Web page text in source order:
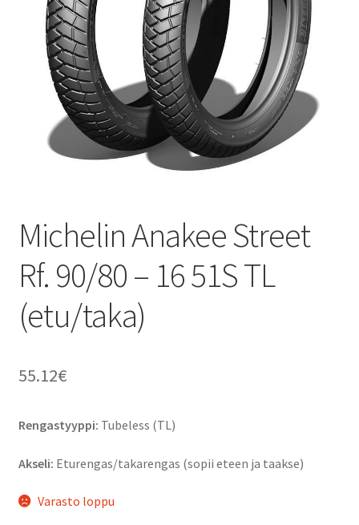
Michelin Anakee Street
Rf. 90/80 – 16 51S TL
(etu/taka)
55.12€
Rengastyyppi: Tubeless (TL)
Akseli: Eturengas/takarengas (sopii eteen ja taakse)
Varasto loppu